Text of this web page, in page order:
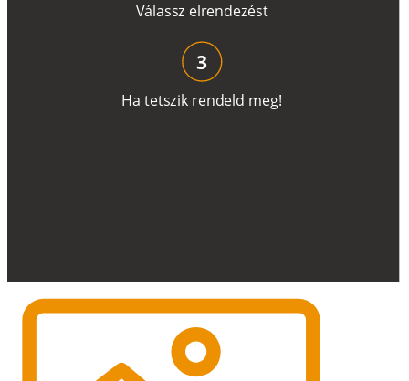
Válassz elrendezést
Ha tetszik rendeld meg!
3